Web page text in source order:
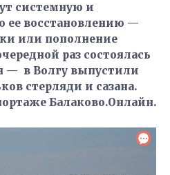
системную и
ее восстановлению —
или пополнение
раз состоялась
— в Волгу выпустили
стерляди и сазана.
Балаково.Онлайн.